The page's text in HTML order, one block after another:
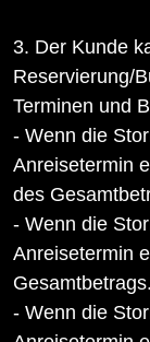
3. Der Kunde
Reservierung/
Terminen und
- Wenn die
Anreisetermin
des
- Wenn die
Anreisetermin
Gesamtbetrags.
- Wenn die